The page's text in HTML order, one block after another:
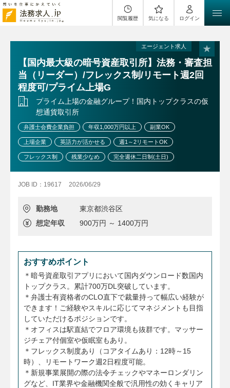
閲覧履歴 気になる ログイン
エージェント求人
【国内最大級の暗号資産取引所】法務・審査担
当（リーダー）/フレックス制/リモート週2回
程度可/プライム上場G
プライム上場の金融グループ！国内トップクラスの仮
想通貨取引所
弁護士会費企業負担 年収1,000万円以上 副業OK
上場企業 英語力が活かせる 週1～2リモートOK
フレックス制 残業少なめ 完全週休二日制(土日)
JOB ID：19617 2026/06/29
勤務地
東京都渋谷区
想定年収
900万円 ～ 1400万円
おすすめポイント
＊暗号資産取引アプリにおいて国内ダウンロード数国内
トップクラス。累計700万DL突破しています。
＊弁護士有資格者のCLO直下で裁量持って幅広い経験が
できます！ご経験やスキルに応じてマネジメントも目指
していただけるポジションです。
＊オフィスは駅直結でフロア環境も抜群です。マッサー
ジチェア付個室や仮眠室もあり。
＊フレックス制度あり（コアタイムあり：12時～15
時）、リモートワーク週2日程度可能。
＊新規事業展開の際の法令チェックやマネーロンダリン
グなど、IT業界や金融機関全般で汎用性の効くキャリア